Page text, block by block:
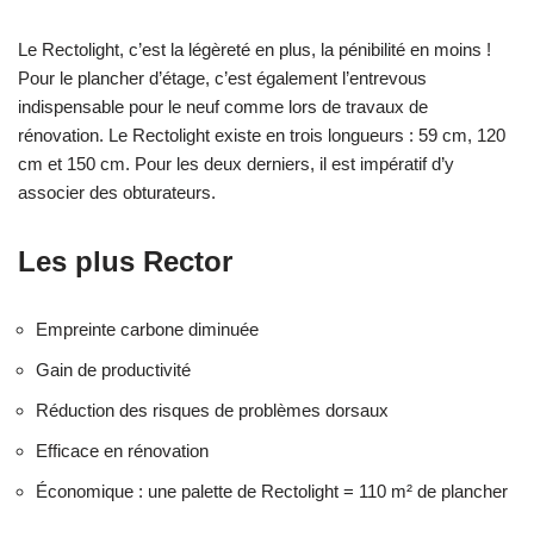
Le Rectolight, c’est la légèreté en plus, la pénibilité en moins !
Pour le plancher d’étage, c’est également l’entrevous
indispensable pour le neuf comme lors de travaux de
rénovation. Le Rectolight existe en trois longueurs : 59 cm, 120
cm et 150 cm. Pour les deux derniers, il est impératif d’y
associer des obturateurs.
Les plus Rector
Empreinte carbone diminuée
Gain de productivité
Réduction des risques de problèmes dorsaux
Efficace en rénovation
Économique : une palette de Rectolight = 110 m² de plancher